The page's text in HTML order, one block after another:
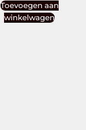
Toevoegen aan
winkelwagen